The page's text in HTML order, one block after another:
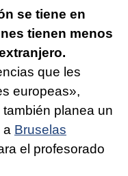
se tiene en
tienen menos
que les
europeas»,
planea un
a Bruselas
el profesorado